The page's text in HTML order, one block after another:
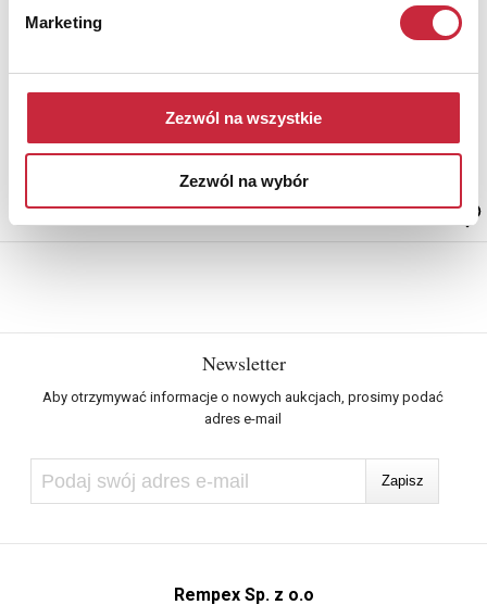
Marketing
Zezwól na wszystkie
Zezwól na wybór
1
Komoda klasycystyczna
Rosja, Petersburg? 4 ćw. XVIII w.
50 zł – 60 zł
Newsletter
Aby otrzymywać informacje o nowych aukcjach, prosimy podać
adres e-mail
Rempex Sp. z o.o